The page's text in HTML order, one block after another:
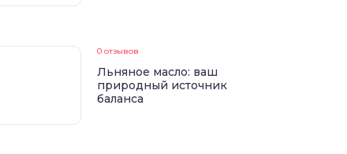
0 отзывов
Льняное масло: ваш
природный источник
баланса